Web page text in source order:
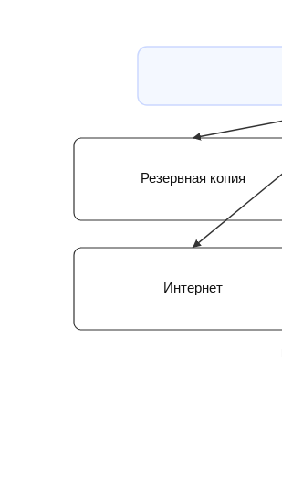
Резервная копия
Интернет